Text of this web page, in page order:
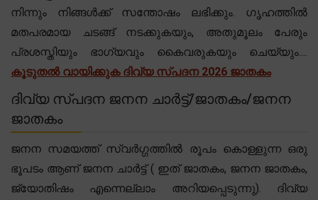
നിന്നും നിങ്ങൾക്ക് സന്തോഷം ലഭിക്കും. ഗൃഹത്തിൽ
മതപരമായ ചടങ്ങ് നടക്കുകയും, അതുമൂലം പേരും
പ്രശസ്തിയും ഭാഗ്യവും കൈവരുകയും ചെയ്യും....
കൂടുതൽ വായിക്കുക ദിവ്യ സ്പദന 2026 ജാതകം
ദിവ്യ സ്പദന ജനന ചാർട്ട്/ജാതകം/ജനന
ജാതകം
ജനന സമയത്ത് സ്വർഗ്ഗത്തിൽ രൂപം കൊള്ളുന്ന ഒരു
ഭൂപടം ആണ് ജനന ചാർട്ട് ( ഇത് ജാതകം, ജനന ജാതകം,
ജ്യോതിഷം എന്നെല്ലാം അറിയപ്പെടുന്നു). ദിവ്യ